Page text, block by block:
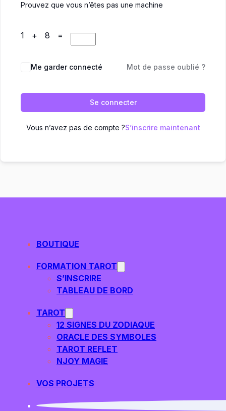
Prouvez que vous n’êtes pas une machine
1 + 8 =
Me garder connecté Mot de passe oublié ?
Se connecter
Vous n’avez pas de compte ?S’inscrire maintenant
BOUTIQUE
FORMATION TAROT
S’INSCRIRE
TABLEAU DE BORD
TAROT
12 SIGNES DU ZODIAQUE
ORACLE DES SYMBOLES
TAROT REFLET
NJOY MAGIE
VOS PROJETS